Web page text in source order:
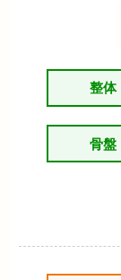
整体
骨盤